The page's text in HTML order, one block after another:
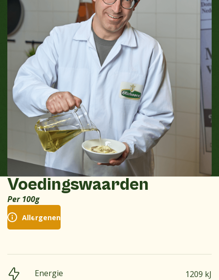
Voedingswaarden
Per 100g
Allergenen
Energie 1209 kJ